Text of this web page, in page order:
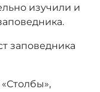
изучили и
заповедника